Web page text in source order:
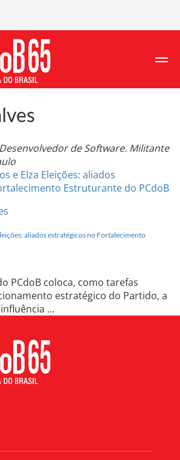
de Software. Militante
aliados estratégicos no Fortalecimento
PCdoB coloca, como tarefas
estratégico do Partido, a
...